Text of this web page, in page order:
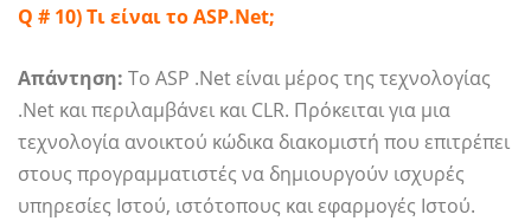
Q # 10) Τι είναι τοASP.Net;
Απάντηση: Το ASP .Net είναι μέρος της τεχνολογίας
.Net και περιλαμβάνει και CLR. Πρόκειται για μια
τεχνολογία ανοικτού κώδικα διακομιστή που επιτρέπει
στους προγραμματιστές να δημιουργούν ισχυρές
υπηρεσίες Ιστού, ιστότοπους και εφαρμογές Ιστού.